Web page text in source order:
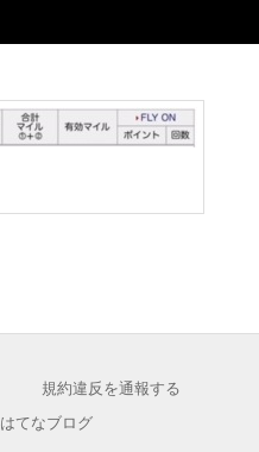
規約違反を通報する
はてなブログ